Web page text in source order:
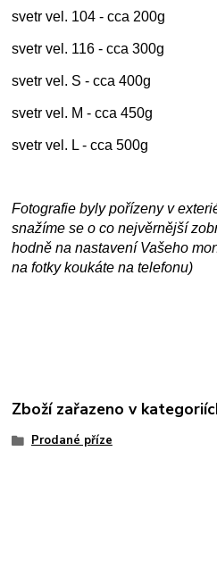
svetr vel. 104 - cca 200g
svetr vel. 116 - cca 300g
svetr vel. S - cca 400g
svetr vel. M - cca 450g
svetr vel. L - cca 500g
Fotografie byly pořízeny v
snažíme se o co nejvěrnější
hodně na nastavení Vašeho
na fotky koukáte na telefonu)
Zboží zařazeno v
Prodané příze